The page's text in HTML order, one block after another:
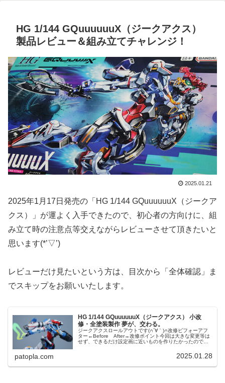
HG 1/144 GQuuuuuuX（ジークアクス）
製品レビュー＆組み立てチャレンジ！
2025.01.21
2025年1月17日発売の「HG 1/144 GQuuuuuuX（ジークア
クス）」が運よく入手できたので、初心者の方向けに、組
み立て時の注意点等交えながらレビューさせて頂きたいと
思います(*’▽’)
レビューだけ見たいという方は、目次から「全体確認」ま
でスキップをお願いいたします。
HG 1/144 GQuuuuuuX（ジークアクス） 小改
修・全塗装製作 夢が、交わる。
ジークアクスロールアウトです(∩´∀｀)∩改修ビフォーアフ
ター←Before After→改修ポイント今回は大きな変更等は
せず、できるだけ設定画に近いものを作りたかったのです
patopla.com 2025.01.28